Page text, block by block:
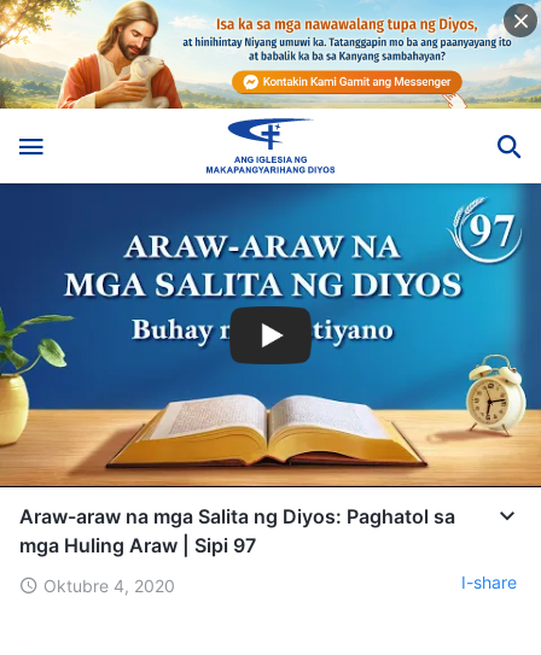
Araw-araw na mga Salita ng Diyos: Paghatol sa
mga Huling Araw | Sipi 97
Oktubre 4, 2020 I-share